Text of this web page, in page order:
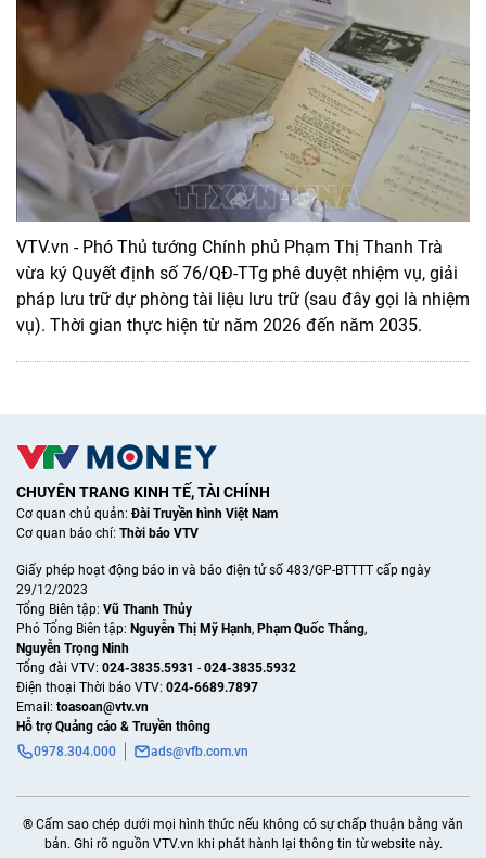
VTV.vn - Phó Thủ tướng Chính phủ Phạm Thị Thanh Trà
vừa ký Quyết định số 76/QĐ-TTg phê duyệt nhiệm vụ, giải
pháp lưu trữ dự phòng tài liệu lưu trữ (sau đây gọi là nhiệm
vụ). Thời gian thực hiện từ năm 2026 đến năm 2035.
CHUYÊN TRANG KINH TẾ, TÀI CHÍNH
Cơ quan chủ quản:Đài Truyền hình Việt Nam
Cơ quan báo chí: Thời báo VTV
Giấy phép hoạt động báo in và báo điện tử số 483/GP-BTTTT cấp ngày
29/12/2023
Tổng Biên tập: Vũ Thanh Thủy
Phó Tổng Biên tập: Nguyễn Thị Mỹ Hạnh, Phạm Quốc Thắng,
Nguyễn Trọng Ninh
Tổng đài VTV: 024-3835.5931 - 024-3835.5932
Ðiện thoại Thời báo VTV: 024-6689.7897
Email: toasoan@vtv.vn
Hỗ trợ Quảng cáo & Truyền thông
0978.304.000
ads@vfb.com.vn
® Cấm sao chép dưới mọi hình thức nếu không có sự chấp thuận bằng văn
bản. Ghi rõ nguồn VTV.vn khi phát hành lại thông tin từ website này.